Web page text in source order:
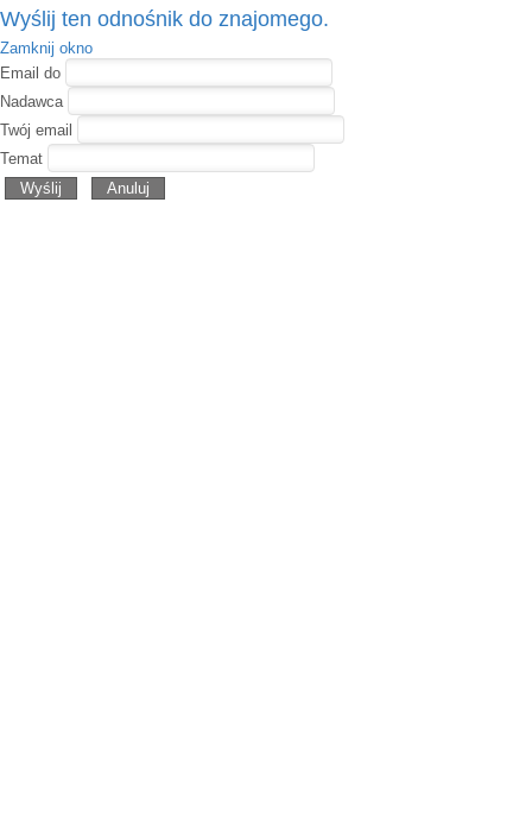
Wyślij ten odnośnik do znajomego.
Zamknij okno
Email do
Nadawca
Twój email
Temat
Wyślij
Anuluj